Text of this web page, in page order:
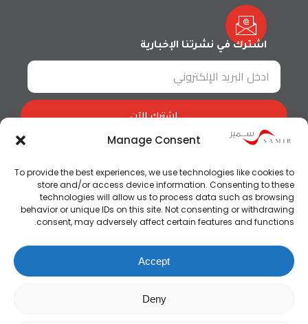
Manage Consent
To provide the best experiences, we use technologies like cookies to
store and/or access device information. Consenting to these
technologies will allow us to process data such as browsing
behavior or unique IDs on this site. Not consenting or withdrawing
consent, may adversely affect certain features and functions.
Accept
Deny
اشترك في نشرتنا الإخبارية
اشترك الآن